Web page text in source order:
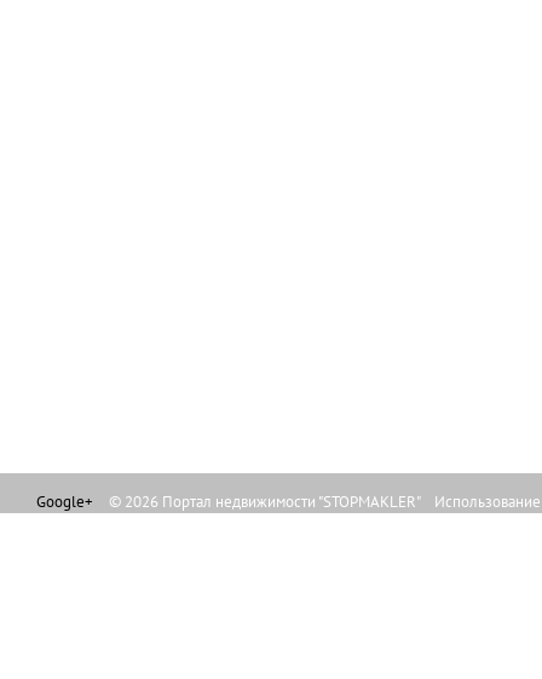
Google+ © 2026 Портал недвижимости "STOPMAKLER"